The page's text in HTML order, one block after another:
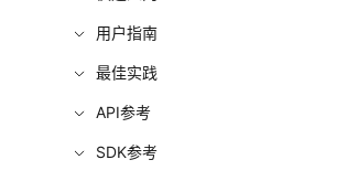
用户指南
最佳实践
API参考
SDK参考